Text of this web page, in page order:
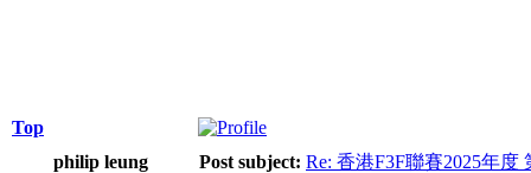
Top
philip leung
Post subject: Re: 香港F3F聯賽2025年度